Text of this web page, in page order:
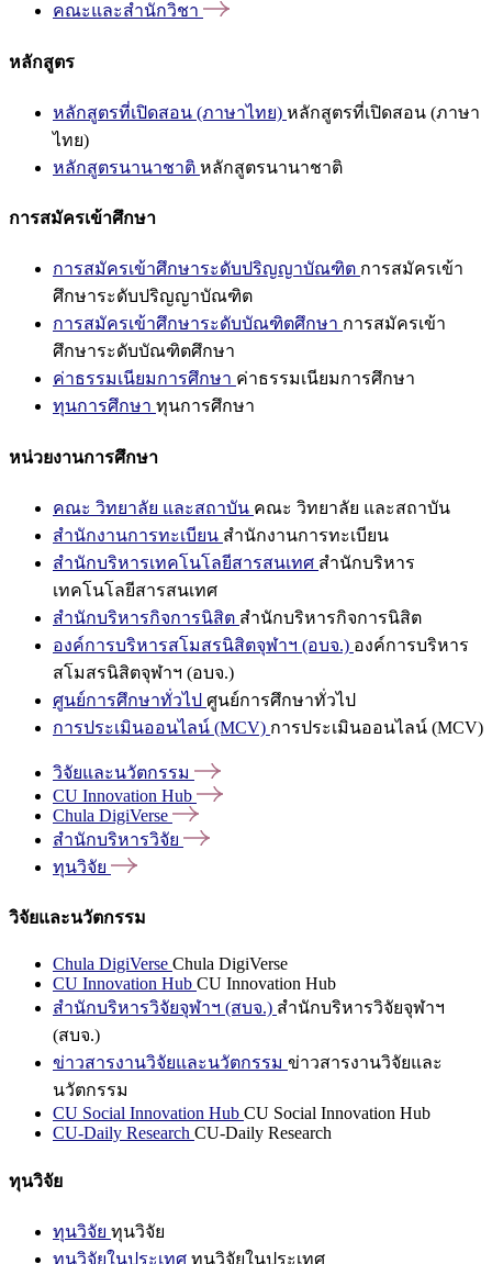
คณะและสำนักวิชา
หลักสูตร
หลักสูตรที่เปิดสอน (ภาษาไทย) หลักสูตรที่เปิดสอน (ภาษา
ไทย)
หลักสูตรนานาชาติ หลักสูตรนานาชาติ
การสมัครเข้าศึกษา
การสมัครเข้าศึกษาระดับปริญญาบัณฑิต การสมัครเข้า
ศึกษาระดับปริญญาบัณฑิต
การสมัครเข้าศึกษาระดับบัณฑิตศึกษา การสมัครเข้า
ศึกษาระดับบัณฑิตศึกษา
ค่าธรรมเนียมการศึกษา ค่าธรรมเนียมการศึกษา
ทุนการศึกษา ทุนการศึกษา
หน่วยงานการศึกษา
คณะ วิทยาลัย และสถาบัน คณะ วิทยาลัย และสถาบัน
สำนักงานการทะเบียน สำนักงานการทะเบียน
สำนักบริหารเทคโนโลยีสารสนเทศ สำนักบริหาร
เทคโนโลยีสารสนเทศ
สำนักบริหารกิจการนิสิต สำนักบริหารกิจการนิสิต
องค์การบริหารสโมสรนิสิตจุฬาฯ (อบจ.) องค์การบริหาร
สโมสรนิสิตจุฬาฯ (อบจ.)
ศูนย์การศึกษาทั่วไป ศูนย์การศึกษาทั่วไป
การประเมินออนไลน์ (MCV) การประเมินออนไลน์ (MCV)
วิจัยและนวัตกรรม
CU Innovation Hub
Chula DigiVerse
สำนักบริหารวิจัย
ทุนวิจัย
วิจัยและนวัตกรรม
Chula DigiVerse Chula DigiVerse
CU Innovation Hub CU Innovation Hub
สำนักบริหารวิจัยจุฬาฯ (สบจ.) สำนักบริหารวิจัยจุฬาฯ
(สบจ.)
ข่าวสารงานวิจัยและนวัตกรรม ข่าวสารงานวิจัยและ
นวัตกรรม
CU Social Innovation Hub CU Social Innovation Hub
CU-Daily Research CU-Daily Research
ทุนวิจัย
ทุนวิจัย ทุนวิจัย
ทุนวิจัยในประเทศ ทุนวิจัยในประเทศ